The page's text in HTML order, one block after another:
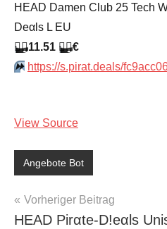
HEAD Damen Club 25 Tech
Dеαls L EU
🏴‍☠️11.51 🏴‍☠️€
⏩️ https://s.pirat.deals/
View Source
Angebote Bot
Beitragsnavigation
Vorheriger Beitrag
HEAD Pirαtе-D!еαls